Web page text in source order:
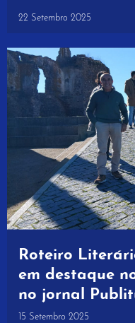
22 Setembro 2025
Roteiro
em destaque
no jornal
15 Setembro 2025